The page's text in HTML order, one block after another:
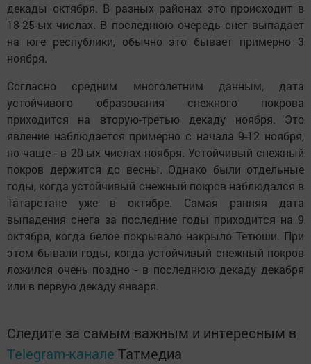
декады октября. В разных районах это происходит в
18-25-ых числах. В последнюю очередь снег выпадает
на юге республики, обычно это бывает примерно 3
ноября.
Согласно средним многолетним данным, дата
устойчивого образования снежного покрова
приходится на вторую-третью декаду ноября. Это
явление наблюдается примерно с начала 9-12 ноября,
но чаще - в 20-ых числах ноября. Устойчивый снежный
покров держится до весны. Однако были отдельные
годы, когда устойчивый снежный покров наблюдался в
Татарстане уже в октябре. Самая ранняя дата
выпадения снега за последние годы приходится на 9
октября, когда белое покрывало накрыло Тетюши. При
этом бывали годы, когда устойчивый снежный покров
ложился очень поздно - в последнюю декаду декабря
или в первую декаду января.
Следите за самым важным и интересным в
Telegram-канале Татмедиа